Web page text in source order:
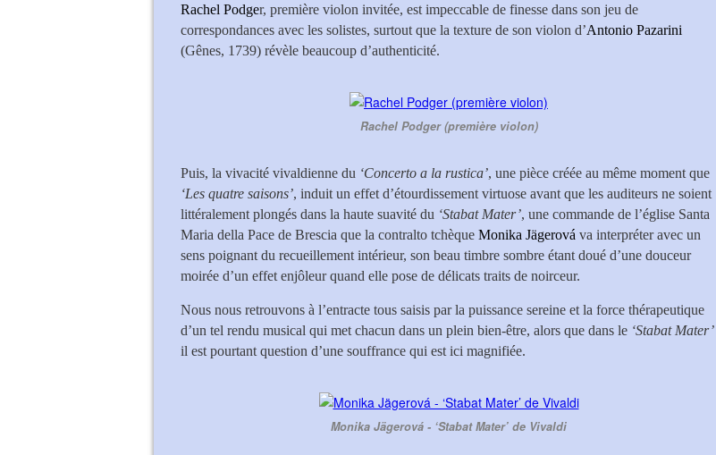
Rachel Podger, première violon invitée, est impeccable de finesse dans son jeu de
correspondances avec les solistes, surtout que la texture de son violon d’Antonio Pazarini
(Gênes, 1739) révèle beaucoup d’authenticité.
Rachel Podger (première violon)
Puis, la vivacité vivaldienne du ‘Concerto a la rustica’, une pièce créée au même moment que
‘Les quatre saisons’, induit un effet d’étourdissement virtuose avant que les auditeurs ne soient
littéralement plongés dans la haute suavité du ‘Stabat Mater’, une commande de l’église Santa
Maria della Pace de Brescia que la contralto tchèque Monika Jägerová va interpréter avec un
sens poignant du recueillement intérieur, son beau timbre sombre étant doué d’une douceur
moirée d’un effet enjôleur quand elle pose de délicats traits de noirceur.
Nous nous retrouvons à l’entracte tous saisis par la puissance sereine et la force thérapeutique
d’un tel rendu musical qui met chacun dans un plein bien-être, alors que dans le ‘Stabat Mater’
il est pourtant question d’une souffrance qui est ici magnifiée.
Monika Jägerová - ‘Stabat Mater’ de Vivaldi